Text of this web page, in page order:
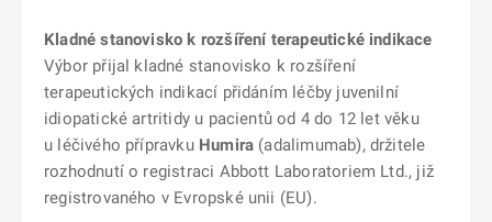
Kladné stanovisko k rozšíření terapeutické indikace
Výbor přijal kladné stanovisko k rozšíření
terapeutických indikací přidáním léčby juvenilní
idiopatické artritidy u pacientů od 4 do 12 let věku
u léčivého přípravku Humira (adalimumab), držitele
rozhodnutí o registraci Abbott Laboratoriem Ltd., již
registrovaného v Evropské unii (EU).